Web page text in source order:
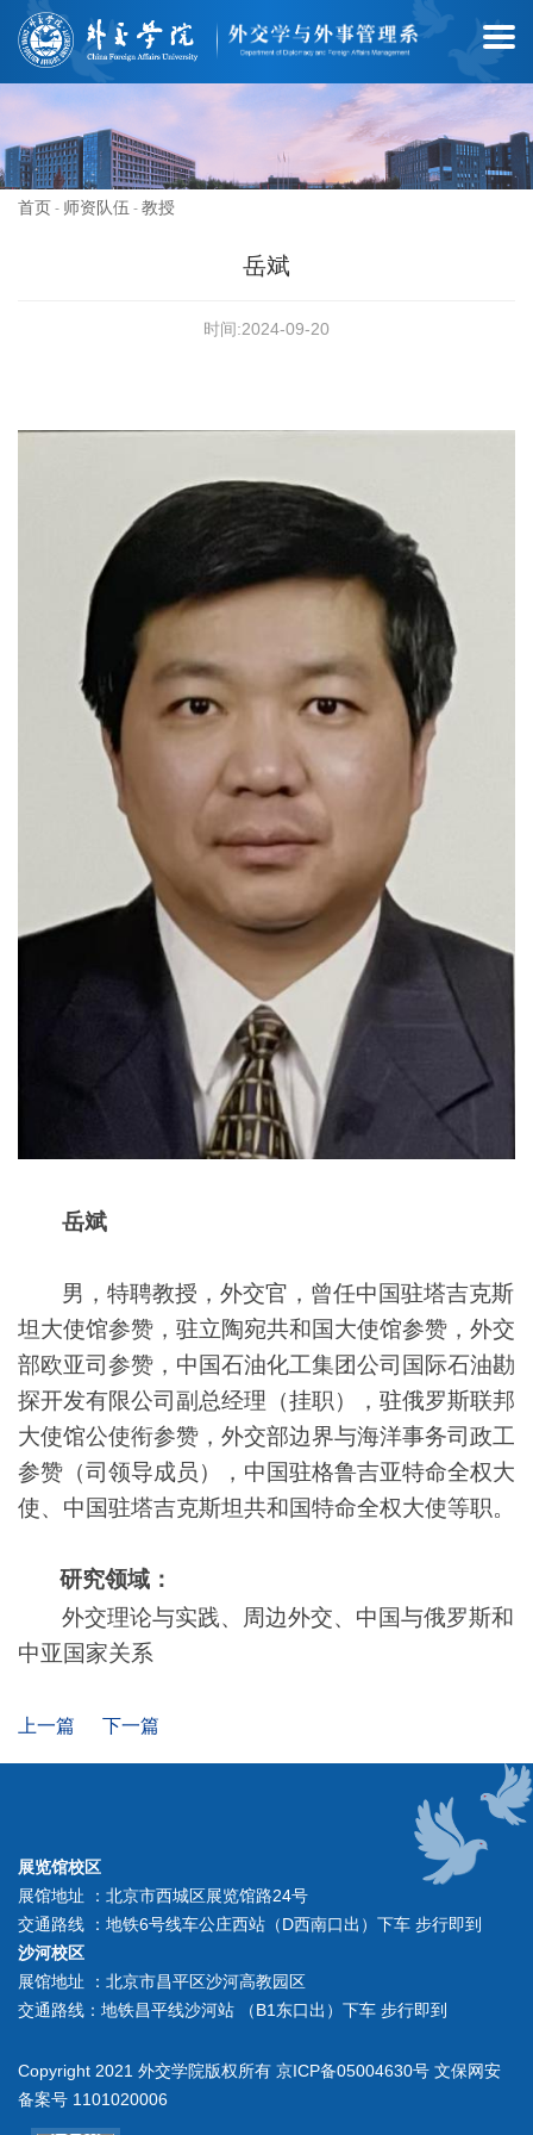
首页 - 师资队伍 - 教授
岳斌
时间:2024-09-20
岳斌
男，特聘教授，外交官，曾任中国驻塔吉克斯
坦大使馆参赞，驻立陶宛共和国大使馆参赞，外交
部欧亚司参赞 ，中国石油化工集团公司国际石油勘
探开发有限公司副总经理（挂职）
，驻俄罗斯联邦
大使馆公使衔参赞，外交部边界与海洋事务司政工
参赞 （司领导成员 ）
，中国驻格鲁吉亚特命全权大
使、中国驻塔吉克斯坦共和国特命全权大使等职。
研究领域 ：
外交理论与实践、周边外交、中国与俄罗斯和
中亚国家关系
上一篇 下一篇
展览馆校区
展馆地址 ：北京市西城区展览馆路24号
交通路线 ：地铁6号线车公庄西站（D西南口出）下车 步行即到
沙河校区
展馆地址 ：北京市昌平区沙河高教园区
交通路线：地铁昌平线沙河站 （B1东口出）下车 步行即到
Copyright 2021 外交学院版权所有 京ICP备05004630号 文保网安
备案号 1101020006